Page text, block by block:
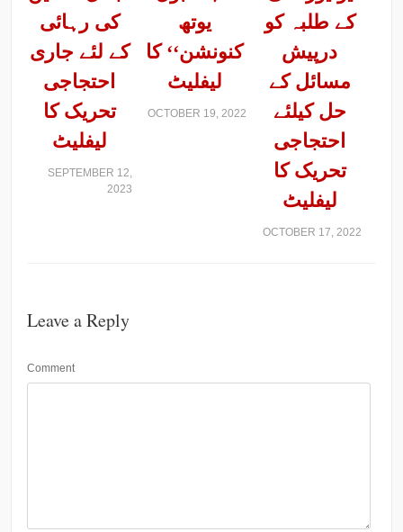
کی رہائی
کے لئے جاری
احتجاجی
تحریک کا
لیفلیٹ
SEPTEMBER 12,
2023
یوتھ
کنونشن‘‘ کا
ليفليٹ
OCTOBER 19, 2022
کے طلبہ کو
درپیش
مسائل کے
حل کیلئے
احتجاجی
تحریک کا
لیفلیٹ
OCTOBER 17, 2022
Leave a Reply
Comment